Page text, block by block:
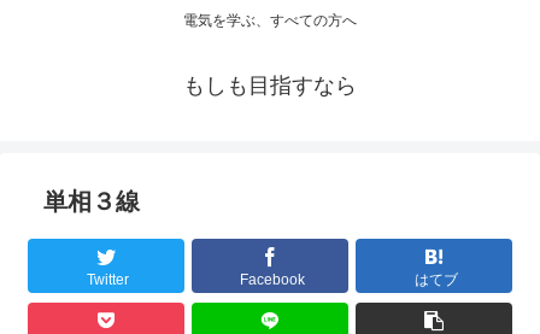
電気を学ぶ、すべての方へ
もしも目指すなら
単相３線
Twitter Facebook はてブ